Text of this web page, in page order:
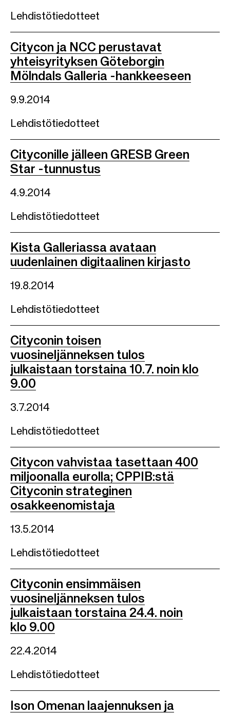
Lehdistötiedotteet
Citycon ja NCC perustavat
yhteisyrityksen Göteborgin
Mölndals Galleria -hankkeeseen
9.9.2014
Lehdistötiedotteet
Cityconille jälleen GRESB Green
Star -tunnustus
4.9.2014
Lehdistötiedotteet
Kista Galleriassa avataan
uudenlainen digitaalinen kirjasto
19.8.2014
Lehdistötiedotteet
Cityconin toisen
vuosineljänneksen tulos
julkaistaan torstaina 10.7. noin klo
9.00
3.7.2014
Lehdistötiedotteet
Citycon vahvistaa tasettaan 400
miljoonalla eurolla; CPPIB:stä
Cityconin strateginen
osakkeenomistaja
13.5.2014
Lehdistötiedotteet
Cityconin ensimmäisen
vuosineljänneksen tulos
julkaistaan torstaina 24.4. noin
klo 9.00
22.4.2014
Lehdistötiedotteet
Ison Omenan laajennuksen ja